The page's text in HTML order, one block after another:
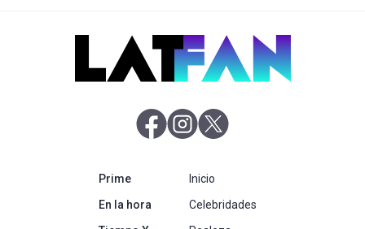
abre en nueva pestaña
abre en nueva pestaña
Primeabre en nueva pestaña
En la hora abre en nueva pestaña
Inicio
Celebridades